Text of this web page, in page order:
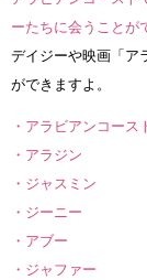
ーたちに会うことが
デイジーや映画「ア
ができますよ。
・アラビアンコー
・アラジン
・ジャスミン
・ジーニー
・アブー
・ジャファー